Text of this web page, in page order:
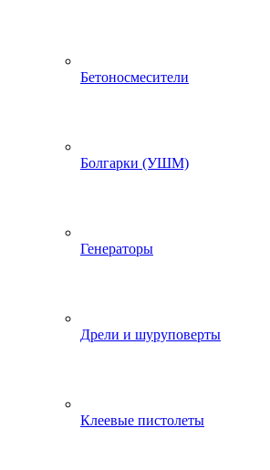
Бетоносмесители
Болгарки (УШМ)
Генераторы
Дрели и шуруповерты
Клеевые пистолеты